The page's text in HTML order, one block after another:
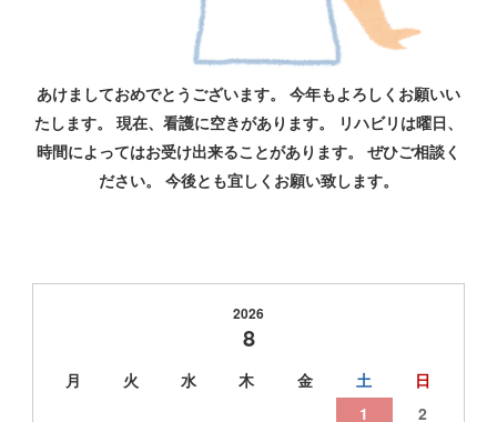
あけましておめでとうございます。 今年もよろしくお願いい
たします。 現在、看護に空きがあります。 リハビリは曜日、
時間によってはお受け出来ることがあります。 ぜひご相談く
ださい。 今後とも宜しくお願い致します。
2026
8
月 火 水 木 金 土
日
1
2